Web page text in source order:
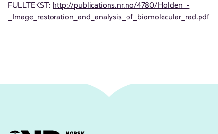
FULLTEKST: http://publications.nr.no/4780/Holden_-
_Image_restoration_and_analysis_of_biomolecular_rad.pdf